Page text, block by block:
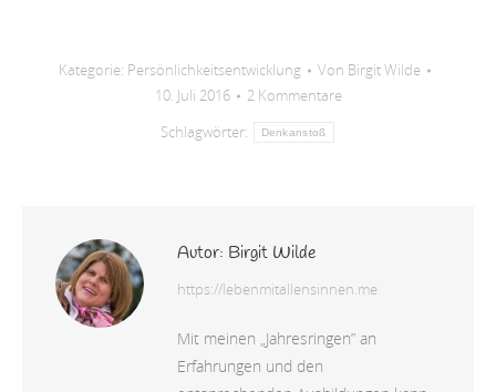
Kategorie: Persönlichkeitsentwicklung Von Birgit Wilde
10. Juli 2016
2 Kommentare
Schlagwörter:
Denkanstoß
Autor: Birgit Wilde
https://lebenmitallensinnen.me
Mit meinen „Jahresringen” an
Erfahrungen und den